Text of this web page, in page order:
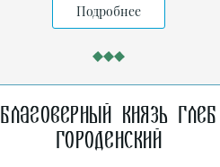
Подробнее
Благоверный князь Глеб
Городенский